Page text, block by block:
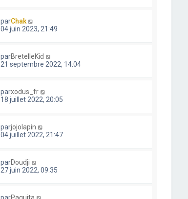
parChak
04 juin 2023, 21:49
parBretelleKid
21 septembre 2022, 14:04
parxodus_fr
18 juillet 2022, 20:05
parjojolapin
04 juillet 2022, 21:47
parDoudji
27 juin 2022, 09:35